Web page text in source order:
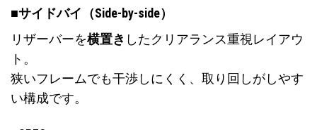
ン
が
あ
す。
オ
が
り
す。
オ
■サイドバイ（Side-by-side）
リザーバーを横置き したクリアランス重視レイアウ
ト。
狭いフレームでも干渉しにくく、取り回しがしやす
い構成です。